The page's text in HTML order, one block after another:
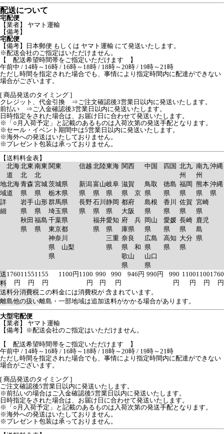
配送について
宅配便
【業者】 ヤマト運輸
【備考】
宅配便
【備考】日本郵便 もしくは ヤマト運輸 にて発送いたします。
※配送会社のご指定はいただけません。
【 配送希望時間帯をご指定いただけます 】
午前中 / 14時～16時 / 16時～18時 / 18時～20時 / 19時～21時
ただし時間を指定された場合でも、事情により指定時間内に配達ができない
場合がございます。
[ 商品発送のタイミング ]
クレジット、代金引換 ⇒ご注文確認後3営業日以内に発送いたします。
前払い ⇒ご入金確認後3営業日以内に発送いたします。
日時指定をされた場合は、お届け日に合わせて発送いたします。
※「○月入荷予定」と記載のあるものは入荷次第の発送手配となります。
※セール・イベント期間中は5営業日以内に発送いたします。
※海外への発送はいたしておりません。
※プレゼント包装は承っておりません。
【送料料金表】
北海
道
北東
北
南東
北
関東 信越 北陸東海 関西 中国 四国 北九
州
南九
州
沖縄
地
域
詳
細
北海
道
青森
県
岩手
県
秋田
県
宮城
県
山形
県
福島
県
茨城県
栃木県
群馬県
埼玉県
千葉県
東京都
神奈川
県 山梨
県
新潟
県
長野
県
富山
県
石川
県
福井
県
岐阜
県
静岡
県
愛知
県
三重
県
滋賀
県 京
都府
大阪
府 兵
庫県
奈良
県 和
歌山
県
鳥取
県
島根
県
岡山
県
広島
県
山口
県
徳島
県
香川
県
愛媛
県
高知
県
福岡
県
佐賀
県
長崎
県
大分
県
熊本
県
宮崎
県
鹿児
島
県
沖縄
県
送
料
1760
円
1155
円
1155
円
1100円 1100
円
990
円
990
円
946円 990円
990
円
1100
円
1100
円
1760
円
送料分消費税この料金には消費税が 含まれています。
離島他の扱い離島・一部地域は追加送料がかかる場合があります。
大型宅配便
【業者】 ヤマト運輸
【備考】※配送会社のご指定はいただけません。
【 配送希望時間帯をご指定いただけます 】
午前中 / 14時～16時 / 16時～18時 / 18時～20時 / 19時～21時
ただし時間を指定された場合でも、事情により指定時間内に配達ができない
場合がございます。
[ 商品発送のタイミング ]
ご注文確認後5営業日以内に発送いたします。
※前払いの場合はご入金確認後5営業日以内に発送いたします。
日時指定をされた場合は、お届け日に合わせて発送いたします。
※「○月入荷予定」と記載のあるものは入荷次第の発送手配となります。
※海外への発送はいたしておりません。
※プレゼント包装は承っておりません。